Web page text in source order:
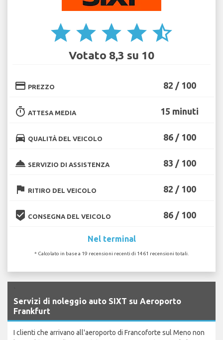
star star star star star_half
Votato 8,3 su 10
credit_card PREZZO 82 / 100
timer ATTESA MEDIA 15 minuti
directions_car QUALITÀ DEL VEICOLO 86 / 100
room_service SERVIZIO DI ASSISTENZA 83 / 100
flag RITIRO DEL VEICOLO 82 / 100
beenhere CONSEGNA DEL VEICOLO 86 / 100
Nel terminal
* Calcolato in base a 19 recensioni recenti di 1461 recensioni totali.
Servizi di noleggio auto SIXT su Aeroporto
Frankfurt
I clienti che arrivano all'aeroporto di Francoforte sul Meno non